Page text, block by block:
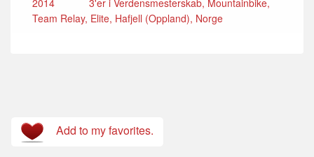
Team Relay, Elite, Hafjell (Oppland), Norge
Add to my favorites.